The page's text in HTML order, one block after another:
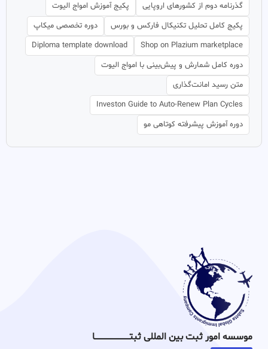
گذرنامه دوم از کشورهای اروپایی
پکیج آموزش امواج الیوت
پکیج کامل تحلیل تکنیکال فارکس و بورس
دوره تخصصی میکاپ
Shop on Plazium marketplace
Diploma template download
دوره کامل شمارش و پیش‌بینی با امواج الیوت
متن رسید امانت‌گذاری
Investon Guide to Auto-Renew Plan Cycles
دوره آموزش پیشرفته کوتاهی مو
موسسه امور ثبت بین المللی ثبتـــــــــــــــــــــــــــــا